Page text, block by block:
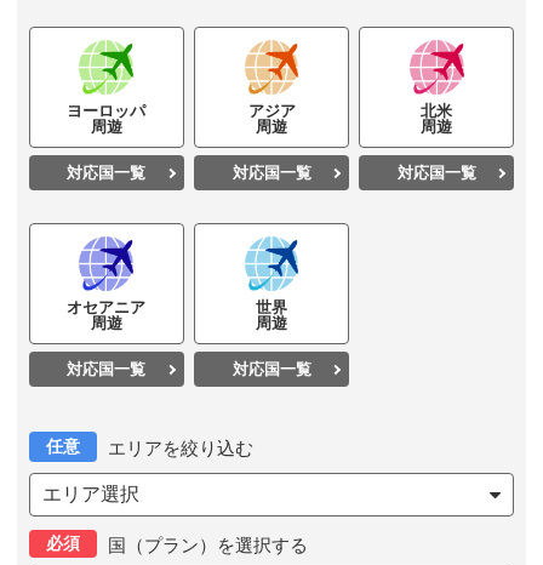
ヨーロッパ
周遊
対応国一覧
アジア
周遊
対応国一覧
北米
周遊
対応国一覧
オセアニア
周遊
対応国一覧
世界
周遊
対応国一覧
任意 エリアを絞り込む
エリア選択
必須 国（プラン）を選択する